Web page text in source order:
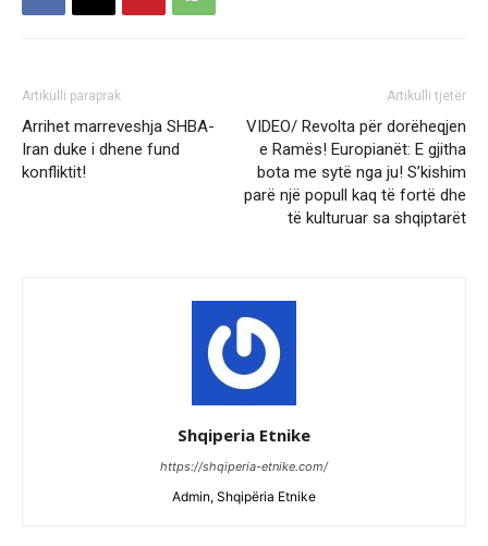
Artikulli paraprak
Arrihet marreveshja SHBA-
Iran duke i dhene fund
konfliktit!
Artikulli tjetër
VIDEO/ Revolta për dorëheqjen
e Ramës! Europianët: E gjitha
bota me sytë nga ju! S’kishim
parë një popull kaq të fortë dhe
të kulturuar sa shqiptarët
Shqiperia Etnike
https://shqiperia-etnike.com/
Admin, Shqipëria Etnike